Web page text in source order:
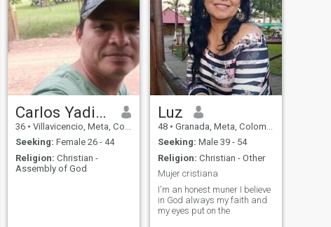
Carlos Yadir Martinez
36 • Villavicencio, Meta, Colombia
Seeking: Female 26 - 44
Religion: Christian -
Assembly of God
Luz
48 • Granada, Meta, Colombia
Seeking: Male 39 - 54
Religion: Christian - Other
Mujer cristiana
I'm an honest muner I believe
in God always my faith and
my eyes put on the